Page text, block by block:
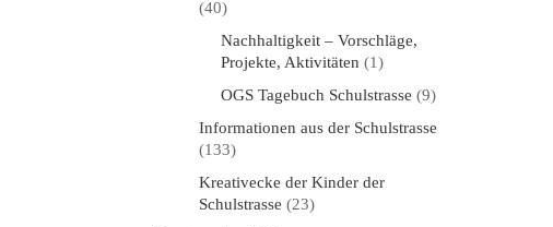
(40)
Nachhaltigkeit – Vorschläge,
Projekte, Aktivitäten (1)
OGS Tagebuch Schulstrasse (9)
Informationen aus der Schulstrasse
(133)
Kreativecke der Kinder der
Schulstrasse (23)